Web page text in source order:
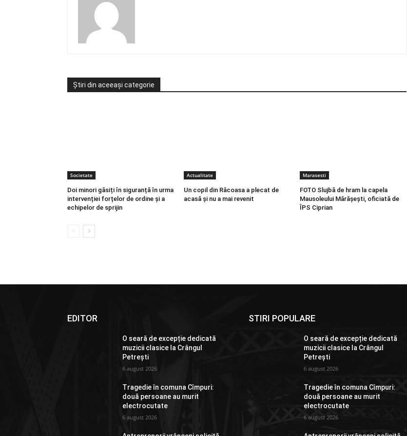
Știri din aceeași categorie
Societate
Doi minori găsiți în siguranță în urma
intervenției forțelor de ordine și a
echipelor de sprijin
Actualitate
Un copil din Răcoasa a plecat de
acasă și nu a mai revenit
Marasesti
FOTO Slujbă de hram la capela
Mausoleului Mărășești, oficiată de
ÎPS Ciprian
EDITOR
O seară de excepție dedicată
muzicii clasice la Crângul
Petrești
6 august 2026
Tragedie în comuna Cîmpuri:
două persoane au murit
electrocutate
6 august 2026
STIRI POPULARE
O seară de excepție dedicată
muzicii clasice la Crângul
Petrești
6 august 2026
Tragedie în comuna Cîmpuri:
două persoane au murit
electrocutate
6 august 2026